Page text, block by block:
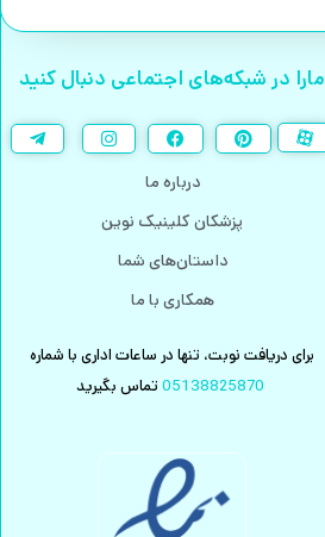
مارا در شبکه‌های اجتماعی دنبال کنید
درباره ما
پزشکان کلینیک نوین
داستان‌های شما
همکاری با ما
برای دریافت نوبت، تنها در ساعات اداری با شماره
05138825870 تماس بگیرید